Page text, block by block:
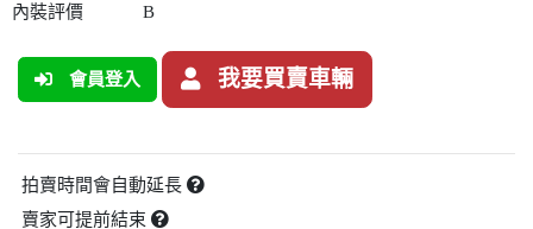
內裝評價
B
會員登入 我要買賣車輛
拍賣時間會自動延長
賣家可提前結束